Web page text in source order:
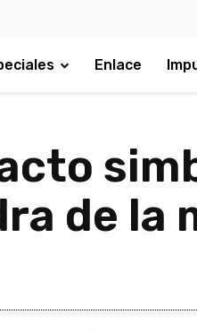
Enlace
de la